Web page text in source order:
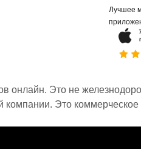
Лучшее
Это не
Это